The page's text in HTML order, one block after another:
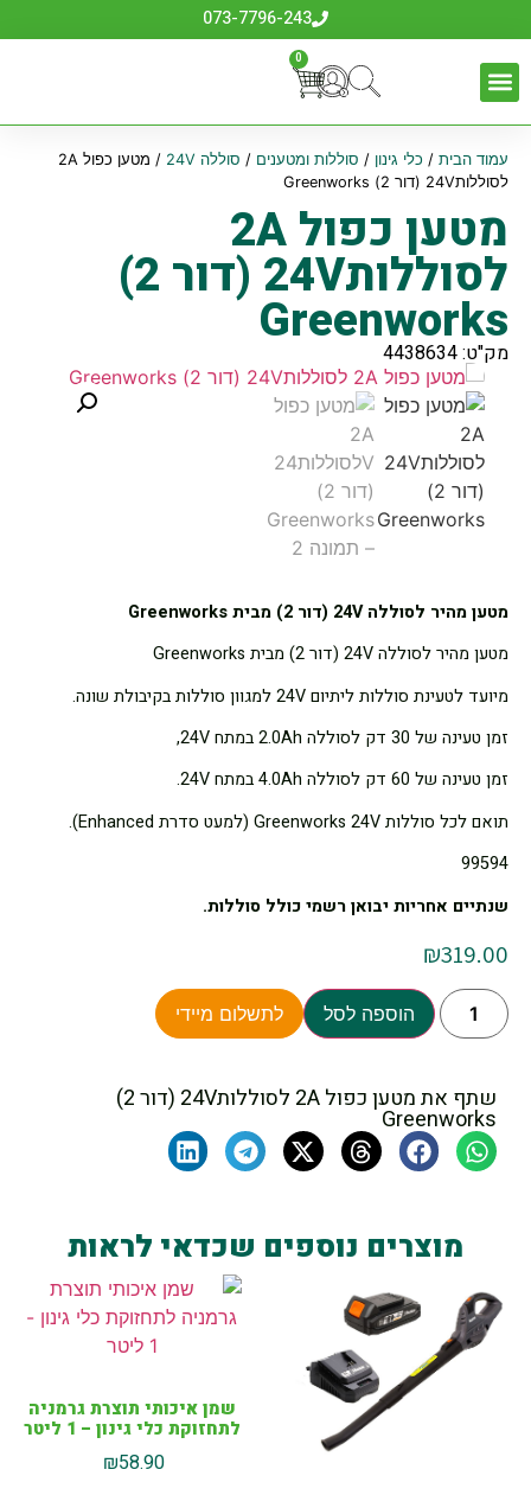
073-7796-243
0
עמוד הבית/ כלי גינון / סוללות ומטענים / סוללה 24V
/ מטען כפול 2A
לסוללות24V (דור 2) Greenworks
מטען כפול 2A
לסוללות24V (דור 2)
Greenworks
מק"ט: 4438634
מטען מהיר לסוללה 24V (דור 2) מבית Greenworks
מטען מהיר לסוללה 24V (דור 2) מבית Greenworks
מיועד לטעינת סוללות ליתיום 24V למגוון סוללות בקיבולת שונה.
זמן טעינה של 30 דק לסוללה 2.0Ah במתח 24V,
זמן טעינה של 60 דק לסוללה 4.0Ah במתח 24V.
תואם לכל סוללות Greenworks 24V (למעט סדרת Enhanced).
99594
שנתיים אחריות יבואן רשמי כולל סוללות.
₪319.00
הוספה לסל לתשלום מיידי
שתף את מטען כפול 2A לסוללות24V (דור 2)
Greenworks
מוצרים נוספים שכדאי לראות
שמן איכותי תוצרת גרמניה
לתחזוקת כלי גינון – 1 ליטר
₪58.90